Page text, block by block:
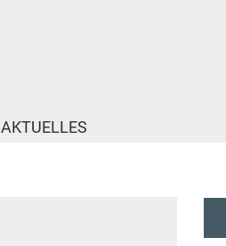
AKTUELLES